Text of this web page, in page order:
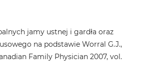
jamy ustnej i gardła oraz
na podstawie Worral G.J.,
Family Physician 2007, vol.